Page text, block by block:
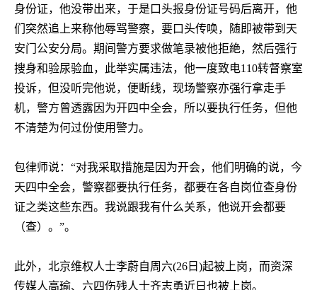
身份证，他没带出来，于是口头报身份证号码后离开，他
们突然追上来称他辱骂警察，要口头传唤，随即被带到天
安门公安分局。期间警方要求做笔录被他拒絶，然后强行
搜身和验尿验血，此举实属违法，他一度致电110转督察室
投诉，但没听完他说，便断线，现场警察亦强行拿走手
机，警方曾透露因为开四中全会，所以要执行任务，但他
不清楚为何过份使用警力。
包律师说：“对我采取措施是因为开会，他们明确的说，今
天四中全会，警察都要执行任务，都要在各自岗位查身份
证之类这些东西。我说跟我有什么关系，他说开会都要
（查）。”。
此外，北京维权人士李蔚自周六(26 日 )起被上岗，而资深
传媒人高瑜、六四伤残人士齐志勇近日也被上岗。